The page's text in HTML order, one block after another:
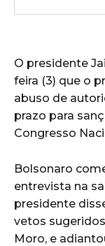
O presidente
feira (3) que o
abuso de
prazo para
Congresso
Bolsonaro
entrevista na
presidente
vetos
Moro, e